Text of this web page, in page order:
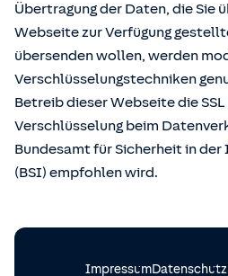
Übertragung der Daten, die Sie
Webseite zur Verfügung
übersenden wollen, werden
Verschlüsselungstechniken
Betreib dieser Webseite die
Verschlüsselung beim
Bundesamt für Sicherheit in
(BSI) empfohlen wird.
ImpressumDatenschutz